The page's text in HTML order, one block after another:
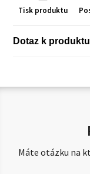
Tisk produktu
Dotaz k produktu
Máte otázku na